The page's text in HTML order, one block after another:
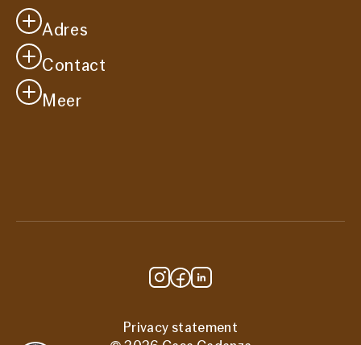
Adres
Casa Cadanza
Westersingel 41
2651 CM
Contact
info@casacadanza.nl
Meer
Privacy statement